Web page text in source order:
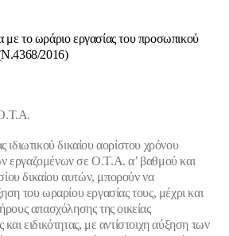
το ωράριο εργασίας του προσωπικού
2016)
ιδιωτικού δικαίου αορίστου χρόνου
εργαζομένων σε Ο.Τ.Α. α’ βαθμού και
δικαίου αυτών, μπορούν να
του ωραρίου εργασίας τους, μέχρι και
απασχόλησης της οικείας
και ειδικότητας, με αντίστοιχη αύξηση των